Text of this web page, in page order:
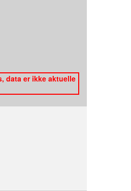
data er ikke aktuelle